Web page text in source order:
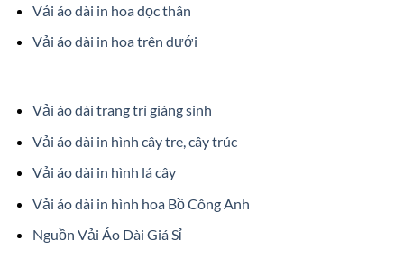
Vải áo dài in hoa dọc thân
Vải áo dài in hoa trên dưới
Vải áo dài trang trí giáng sinh
Vải áo dài in hình cây tre, cây trúc
Vải áo dài in hình lá cây
Vải áo dài in hình hoa Bồ Công Anh
Nguồn Vải Áo Dài Giá Sỉ